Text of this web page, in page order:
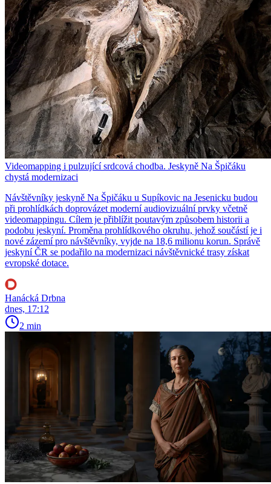
Videomapping i pulzující srdcová chodba. Jeskyně Na Špičáku
chystá modernizaci
Návštěvníky jeskyně Na Špičáku u Supíkovic na Jesenicku budou
při prohlídkách doprovázet moderní audiovizuální prvky včetně
videomappingu. Cílem je přiblížit poutavým způsobem historii a
podobu jeskyní. Proměna prohlídkového okruhu, jehož součástí je i
nové zázemí pro návštěvníky, vyjde na 18,6 milionu korun. Správě
jeskyní ČR se podařilo na modernizaci návštěvnické trasy získat
evropské dotace.
Hanácká Drbna
dnes, 17:12
2 min